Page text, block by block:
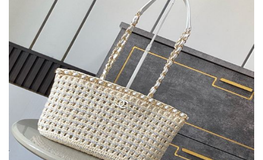
録
ー
管
ら
せ
yoyocopys@gmail.com
2026人気特集
バッグ
財布
時計
服
ズボン
衣装セット
靴
住まい用品
アクセサリー
ベルト
スカーフ
アイフォーンケ
ース
小物
新作入荷！ルイ・ヴィトンスーパーコピー バッグ最新モデルが登場。